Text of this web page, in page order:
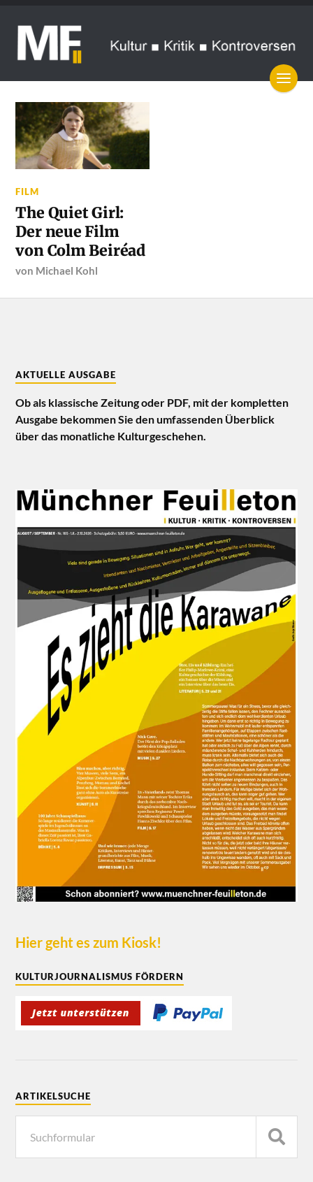
FILM
The Quiet Girl:
Der neue Film
von Colm Beiréad
von Michael Kohl
AKTUELLE AUSGABE
Ob als klassische Zeitung oder PDF, mit der kompletten
Ausgabe bekommen Sie den umfassenden Überblick
über das monatliche Kulturgeschehen.
Hier geht es zum Kiosk!
KULTURJOURNALISMUS FÖRDERN
ARTIKELSUCHE